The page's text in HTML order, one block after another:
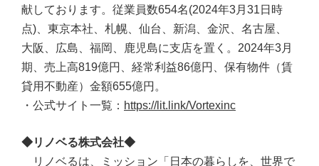
献しております。従業員数654名(2024年3月31日時
点)、東京本社、札幌、仙台、新潟、金沢、名古屋、
大阪、広島、福岡、鹿児島に支店を置く。2024年3月
期、売上高819億円、経常利益86億円、保有物件（賃
貸用不動産）金額655億円。
・公式サイト一覧： https://lit.link/Vortexinc
◆リノベる株式会社◆
リノベるは、ミッション「日本の暮らしを、世界で